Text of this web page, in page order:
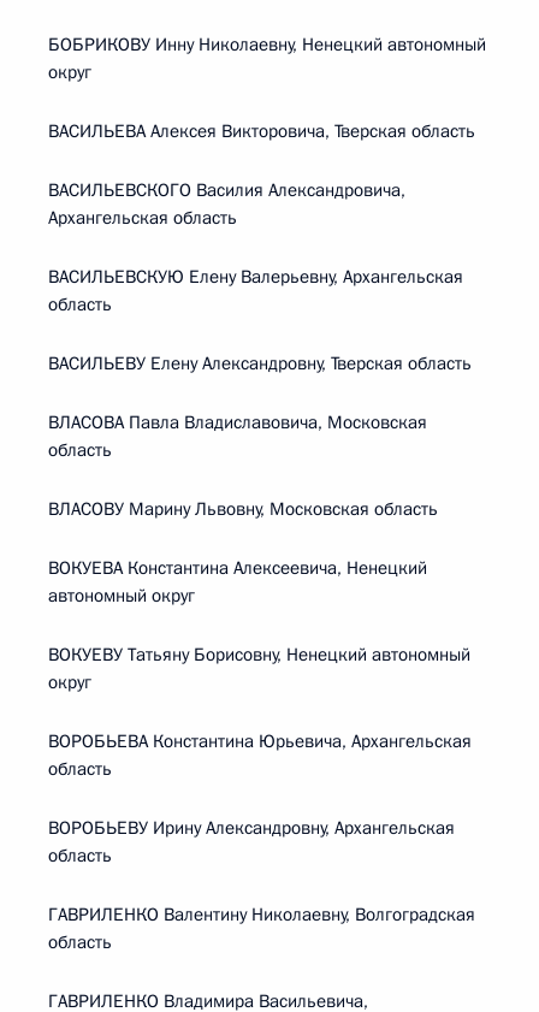
БОБРИКОВУ Инну Николаевну, Ненецкий автономный
округ
ВАСИЛЬЕВА Алексея Викторовича, Тверская область
ВАСИЛЬЕВСКОГО Василия Александровича,
Архангельская область
ВАСИЛЬЕВСКУЮ Елену Валерьевну, Архангельская
область
ВАСИЛЬЕВУ Елену Александровну, Тверская область
ВЛАСОВА Павла Владиславовича, Московская
область
ВЛАСОВУ Марину Львовну, Московская область
ВОКУЕВА Константина Алексеевича, Ненецкий
автономный округ
ВОКУЕВУ Татьяну Борисовну, Ненецкий автономный
округ
ВОРОБЬЕВА Константина Юрьевича, Архангельская
область
ВОРОБЬЕВУ Ирину Александровну, Архангельская
область
ГАВРИЛЕНКО Валентину Николаевну, Волгоградская
область
ГАВРИЛЕНКО Владимира Васильевича,